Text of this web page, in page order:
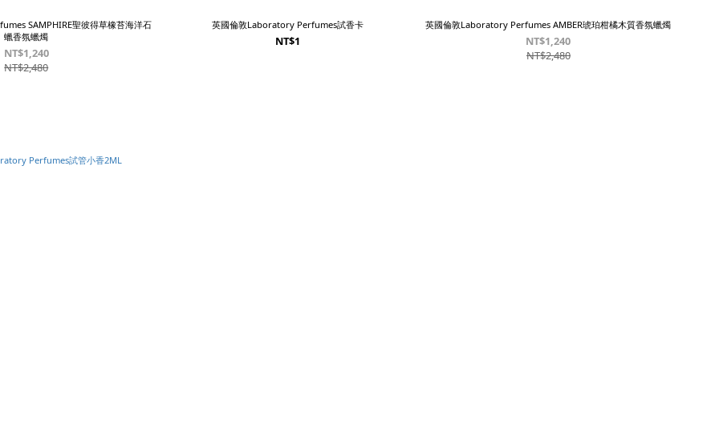
SAMPHIRE聖彼得草橡苔海洋石
蠟香氛蠟燭
NT$1,240
NT$2,480
英國倫敦Laboratory Perfumes試香卡
NT$1
英國倫敦Laboratory Perfumes AMBER琥珀柑橘木質香氛蠟燭
NT$1,240
NT$2,480